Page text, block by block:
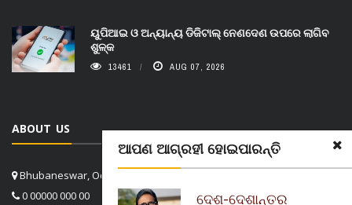
ଆପଣ ଆଗ୍ରହୀ ହୋଇପାରନ୍ତି
ଦେଶ-ଦେଶାନ୍ତର
ୟୁପିଆଇ ଓ ଅନ୍ୟାନ୍ୟ ଡିଜିଟାଲ୍ ନେଣଦେଣ ଉପରେ ଲାଗିବ
ଶୁଳ୍କ
13461 AUG 07, 2026
ABOUT US
Bhubaneswar, Odisha, India
0 00000 000 00